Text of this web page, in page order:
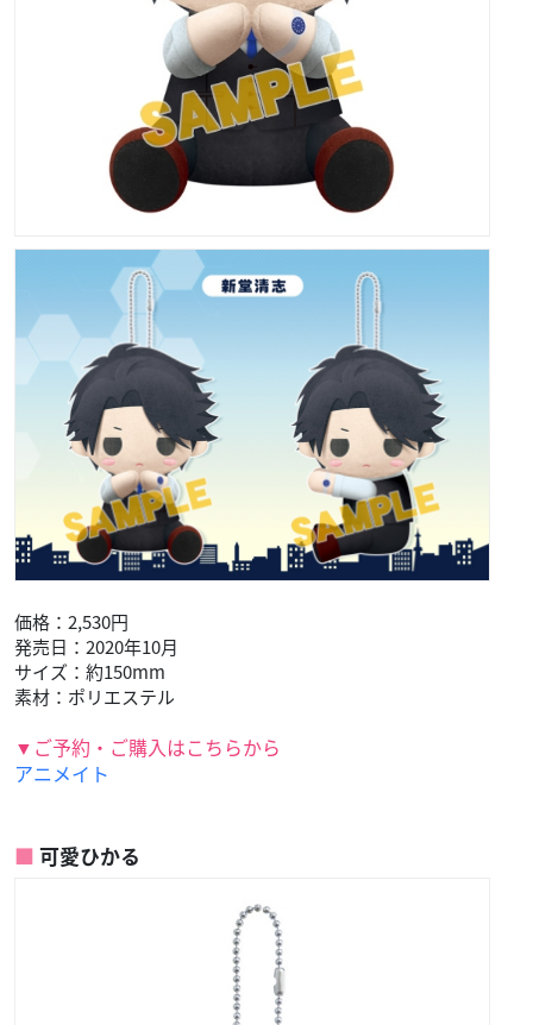
価格：2,530円
発売日：2020年10月
サイズ：約150mm
素材：ポリエステル
▼ご予約・ご購入はこちらから
アニメイト
可愛ひかる